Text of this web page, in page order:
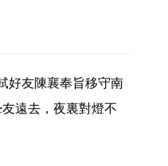
遠去，夜裏對燈不